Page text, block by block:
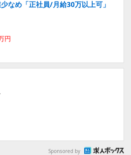
なめ「正社員/月給30万以上可」
円
Sponsored by